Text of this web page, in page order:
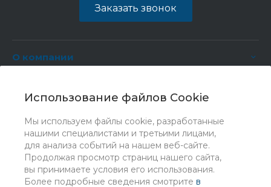
Использование файлов Cookie
Мы используем файлы cookie, разработанные
нашими специалистами и третьими лицами,
для анализа событий на нашем веб-сайте.
Продолжая просмотр страниц нашего сайта,
вы принимаете условия его использования.
Более подробные сведения смотрите в
Заказать звонок
О компании
Услуги